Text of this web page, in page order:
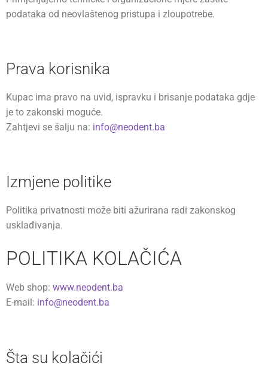
podataka od neovlaštenog pristupa i zloupotrebe.
Prava korisnika
Kupac ima pravo na uvid, ispravku i brisanje podataka gdje
je to zakonski moguće.
Zahtjevi se šalju na: info@neodent.ba
Izmjene politike
Politika privatnosti može biti ažurirana radi zakonskog
usklađivanja.
POLITIKA KOLAČIĆA
Web shop: www.neodent.ba
E-mail: info@neodent.ba
Šta su kolačići